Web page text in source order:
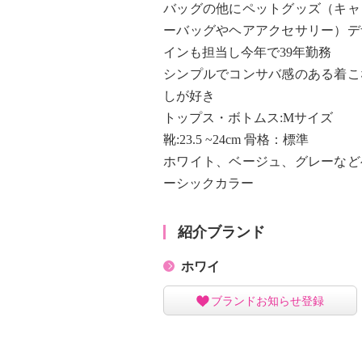
バッグの他にペットグッズ（キャ
ーバッグやヘアアクセサリー）
インも担当し今年で39年勤務
シンプルでコンサバ感のある着こ
しが好き
トップス・ボトムス:Mサイズ
靴:23.5 ~24cm 骨格：標準
ホワイト、ベージュ、グレーなど
ーシックカラー
紹介ブランド
ホワイ
ブランドお知らせ登録